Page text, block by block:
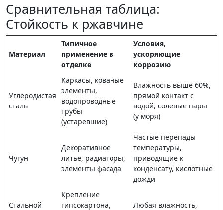
Сравнительная таблица:
Стойкость к ржавчине
Материал
Типичное
применение в
отделке
Условия,
ускоряющие
коррозию
Углеродистая
сталь
Каркасы, кованые
элементы,
водопроводные
трубы
(устаревшие)
Влажность выше 60%,
прямой контакт с
водой, солевые пары
(у моря)
Чугун
Декоративное
литье, радиаторы,
элементы фасада
Частые перепады
температуры,
приводящие к
конденсату, кислотные
дожди
Стальной
Крепление
гипсокартона,
Любая влажность,